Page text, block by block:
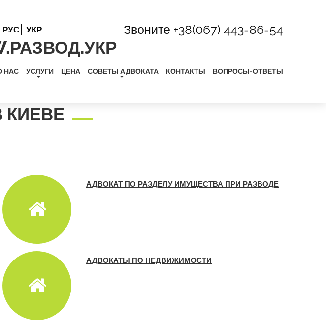
Звоните +38(067) 443-86-54
РУС УКР
УКР
НАС УСЛУГИ ЦЕНА СОВЕТЫ АДВОКАТА КОНТАКТЫ ВОПРОСЫ-ОТВЕТЫ
КИЕВЕ
АДВОКАТ ПО РАЗДЕЛУ ИМУЩЕСТВА ПРИ РАЗВОДЕ
АДВОКАТЫ ПО НЕДВИЖИМОСТИ